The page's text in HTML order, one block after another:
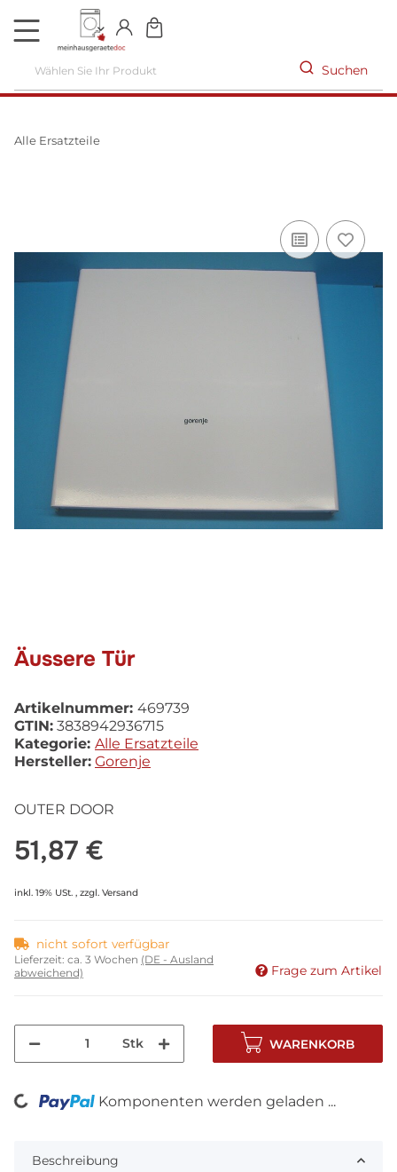
DE
Suchen
Alle Ersatzteile
Äussere Tür
Artikelnummer: 469739
GTIN: 3838942936715
Kategorie: Alle Ersatzteile
Hersteller: Gorenje
OUTER DOOR
51,87 €
inkl. 19% USt. , zzgl. Versand
nicht sofort verfügbar
Lieferzeit: ca. 3 Wochen (DE - Ausland
abweichend)
Frage zum Artikel
Stk WARENKORB
Loading... Komponenten werden geladen ...
Beschreibung